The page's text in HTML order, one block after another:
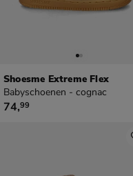
Shoesme Extreme Flex
Babyschoenen - cognac
€ 74,99
74,99